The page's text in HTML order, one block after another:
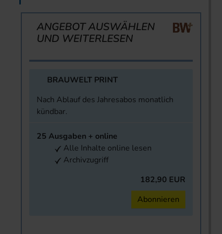
ANGEBOT AUSWÄHLEN
UND WEITERLESEN
BRAUWELT PRINT
Nach Ablauf des Jahresabos monatlich
kündbar.
25 Ausgaben + online
Alle Inhalte online lesen
Archivzugriff
182,90 EUR
Abonnieren